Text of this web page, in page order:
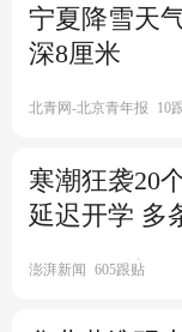
宁夏降雪天
深8厘米
北青网-北京青年报 10
寒潮狂袭20
延迟开学 多
澎湃新闻 605跟贴